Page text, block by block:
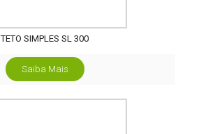
TETO SIMPLES SL 300
Saiba Mais